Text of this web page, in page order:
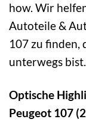
how. Wir
Autoteile &
107 zu finden,
unterwegs bist.
Optische
Peugeot 107